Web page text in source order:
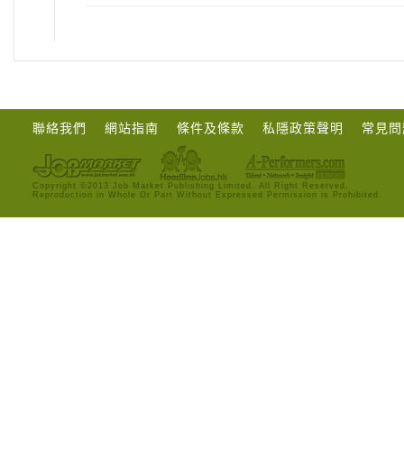
聯絡我們 網站指南 條件及條款 私隱政策聲明 常見
Copyright ©2013 Job Market Publishing Limited. All Right Reserved.
Reproduction in Whole Or Part Without Expressed Permission is Prohibited.